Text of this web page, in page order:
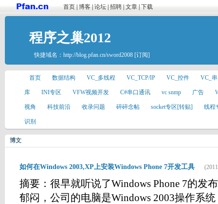
首页 博客 论坛 招聘 文章 下载
程序之巢2012
快捷域名： http://blog.pfan.cn/sword2008 [订阅]
首页 数据结构 VC_多线程 VC_TCP/IP VC_控件 VC_
库 INI专区 VFW视频开发 C#串口通讯 vc snmp 广告
视角 科技前沿 收录问题 碎碎念帖 socket专区[转贴] 线程
识别
博文
如何在Windows 2003,XP上安装Windows Phone 7开发工具
摘要：很早就听说了Windows Phone 7的发
郁闷，公司的电脑是Windows 2003操作系